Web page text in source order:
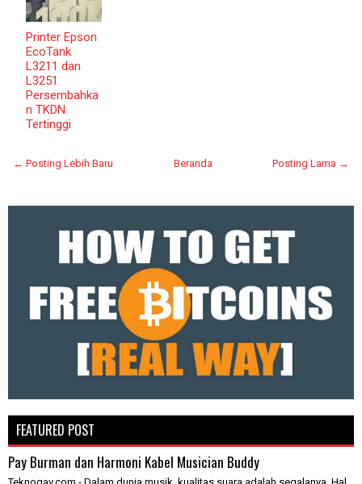
Printer Epson
EcoTank
L3211 dan
L3251
Persembahka
n TKDN
Tertinggi
← Posting Lebih Baru Posting Lama →
Beranda
FEATURED POST
Pay Burman dan Harmoni Kabel Musician Buddy